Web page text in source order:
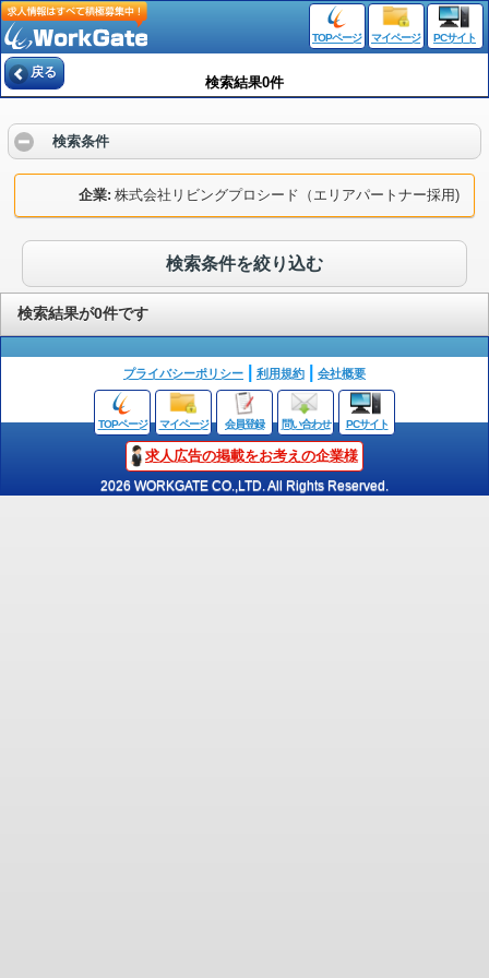
TOPページ マイページ PCサイト
戻る
検索結果0件
検索条件
企業 株式会社リビングプロシード（エリアパートナー採用)
検索条件を絞り込む
検索結果が0件です
プライバシーポリシー 利用規約 会社概要
TOPページ マイページ 会員登録 問い合わせ PCサイト
求人広告の掲載をお考えの企業様
2026 WORKGATE CO.,LTD. All Rights Reserved.